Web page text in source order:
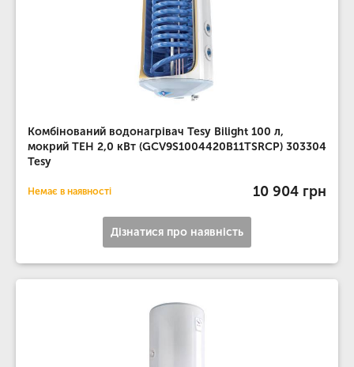
Комбінований водонагрівач Tesy Bilight 100 л,
мокрий ТЕН 2,0 кВт (GCV9S1004420B11TSRCP) 303304
Tesy
Немає в наявності 10 904 грн
Дізнатися про наявність